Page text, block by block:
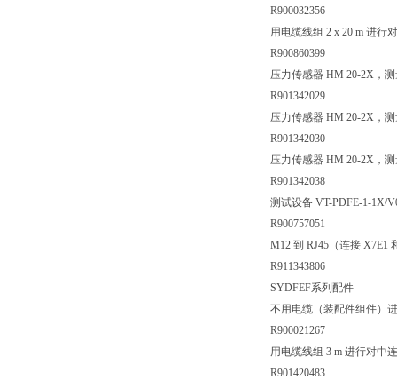
R900032356
用电缆线组 2 x 20 m 进行
R900860399
压力传感器 HM 20-2X，测
R901342029
压力传感器 HM 20-2X，测
R901342030
压力传感器 HM 20-2X，测
R901342038
测试设备 VT-PDFE-1-1X/
R900757051
M12 到 RJ45（连接 X7E1
R911343806
SYDFEF系列配件
不用电缆（装配件组件）
R900021267
用电缆线组 3 m 进行对中
R901420483